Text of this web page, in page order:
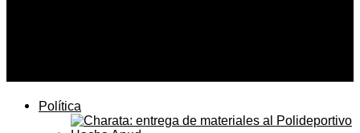
Política